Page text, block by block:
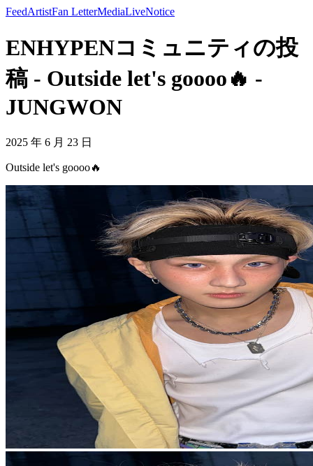
FeedArtistFan LetterMediaLiveNotice
ENHYPENコミュニティの投
稿 - Outside let's goooo🔥 -
JUNGWON
2025 年 6 月 23 日
Outside let's goooo🔥